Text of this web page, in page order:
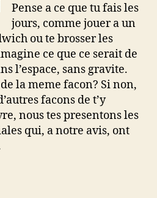
Pense a ce que tu fais les
jours, comme jouer a un
ou te brosser les
ce que ce serait de
l’espace, sans gravite.
la meme facon? Si non,
facons de t’y
nous tes presentons les
qui, a notre avis, ont